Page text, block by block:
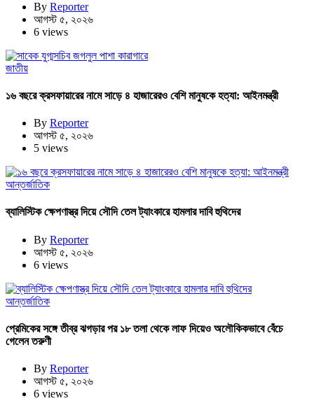
By Reporter
আগস্ট ৫, ২০২৬
6 views
জাতীয়
১৬ বছরে ক্রসফায়ারের নামে সাড়ে ৪ হাজারেরও বেশি মানুষকে হত্যা: আইনমন্ত্রী
By Reporter
আগস্ট ৫, ২০২৬
5 views
আন্তর্জাতিক
ব্যালিস্টিক ক্ষেপণাস্ত্র দিয়ে সৌদি তেল ট্যাংকারে হামলার দাবি হুথিদের
By Reporter
আগস্ট ৫, ২০২৬
6 views
আন্তর্জাতিক
প্রেমিকের সঙ্গে তীব্র ঝগড়ার পর ১৮ তলা থেকে লাফ দিয়েও অলৌকিকভাবে বেঁচে
গেলেন তরুণী
By Reporter
আগস্ট ৫, ২০২৬
6 views